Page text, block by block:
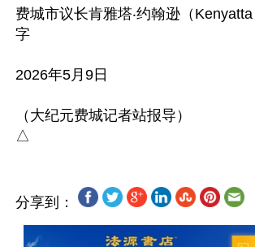
费城市议长肯雅塔‧约翰逊（
字
2026年5月9日
（大纪元费城记者站报导）
分享到：